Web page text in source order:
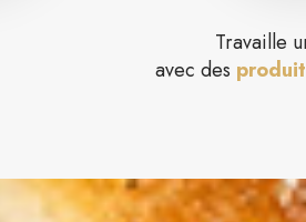
Travaille
avec des